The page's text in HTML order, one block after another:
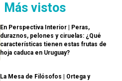
Más vistos
En Perspectiva Interior | Peras,
duraznos, pelones y ciruelas: ¿Qué
características tienen estas frutas de
hoja caduca en Uruguay?
La Mesa de Filósofos | Ortega y